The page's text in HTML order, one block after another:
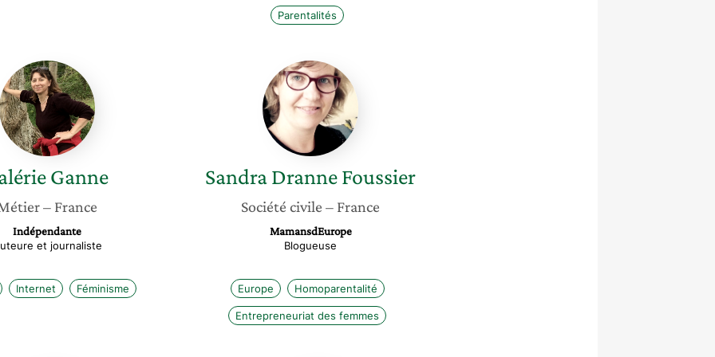
Parentalités
Valérie
Ganne
Ganne
– France
Indépendante
et journaliste
Internet Féminisme
Sandra
Dranne
Foussier
SandraDranne Foussier
Société civile – France
MamansdEurope
Blogueuse
Europe Homoparentalité
Entrepreneuriat des femmes